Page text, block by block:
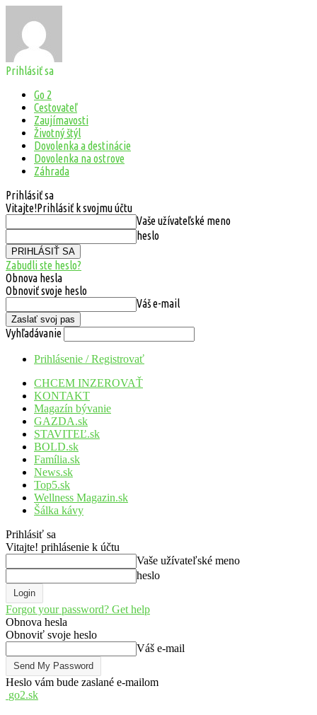
Prihlásiť sa
Go 2
Cestovateľ
Zaujímavosti
Životný štýl
Dovolenka a destinácie
Dovolenka na ostrove
Záhrada
Prihlásiť sa
Vitajte!Prihlásiť k svojmu účtu
Vaše užívateľské meno
heslo
Zabudli ste heslo?
Obnova hesla
Obnoviť svoje heslo
Váš e-mail
Vyhľadávanie
Prihlásenie / Registrovať
CHCEM INZEROVAŤ
KONTAKT
Magazín bývanie
GAZDA.sk
STAVITEĽ.sk
BOLD.sk
Família.sk
News.sk
Top5.sk
Wellness Magazin.sk
Šálka kávy
Prihlásiť sa
Vitajte! prihlásenie k účtu
Vaše užívateľské meno
heslo
Forgot your password? Get help
Obnova hesla
Obnoviť svoje heslo
Váš e-mail
Heslo vám bude zaslané e-mailom
go2.sk